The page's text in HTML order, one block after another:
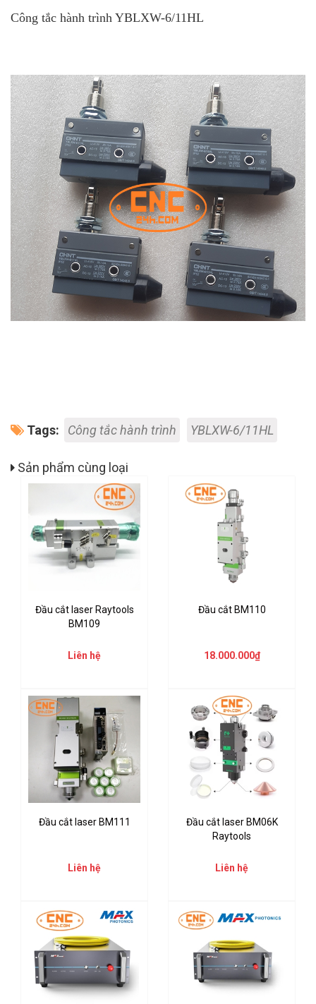
Công tắc hành trình YBLXW-6/11HL
Tags: Công tắc hành trình YBLXW-6/11HL
Sản phẩm cùng loại
Đầu cắt laser Raytools
BM109
Liên hệ
Đầu cắt BM110
18.000.000₫
Đầu cắt laser BM111
Liên hệ
Đầu cắt laser BM06K
Raytools
Liên hệ